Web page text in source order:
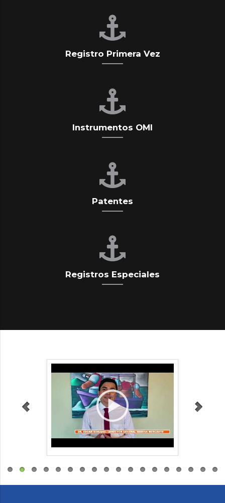
Registro Primera Vez
Instrumentos OMI
Patentes
Registros Especiales
__BUTTON__